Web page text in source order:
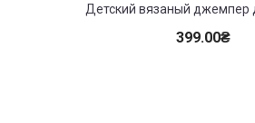
Детский вязаный джемпер
399.00₴